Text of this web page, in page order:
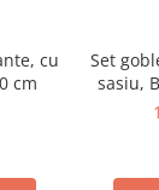
cu
cm
Set
sasiu,